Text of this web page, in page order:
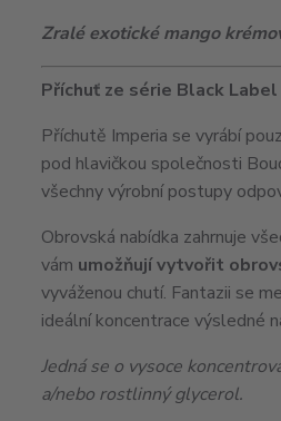
Zralé exotické mango
Příchuť ze série Black
Příchutě Imperia se vyrábí
pod hlavičkou společnosti
všechny výrobní postupy
Obrovská nabídka zahrnuje
vám umožňují vytvořit
vyváženou chutí. Fantazii se
ideální koncentrace výsledné
Jedná se o vysoce
a/nebo rostlinný glycerol.